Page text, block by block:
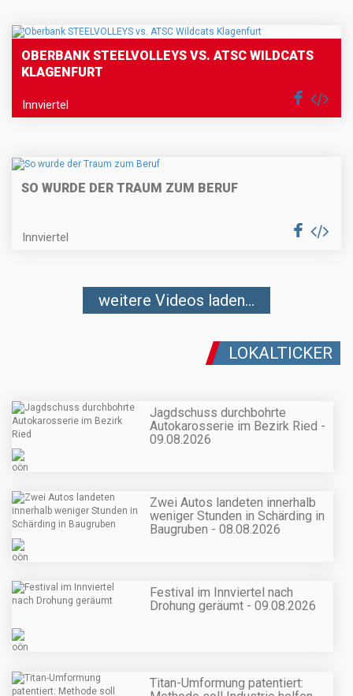
OBERBANK STEELVOLLEYS VS. ATSC WILDCATS
KLAGENFURT
Innviertel
SO WURDE DER TRAUM ZUM BERUF
Innviertel
weitere Videos laden...
LOKALTICKER
Jagdschuss durchbohrte
Autokarosserie im Bezirk Ried -
09.08.2026
Zwei Autos landeten innerhalb
weniger Stunden in Schärding in
Baugruben - 08.08.2026
Festival im Innviertel nach
Drohung geräumt - 09.08.2026
Titan-Umformung patentiert: